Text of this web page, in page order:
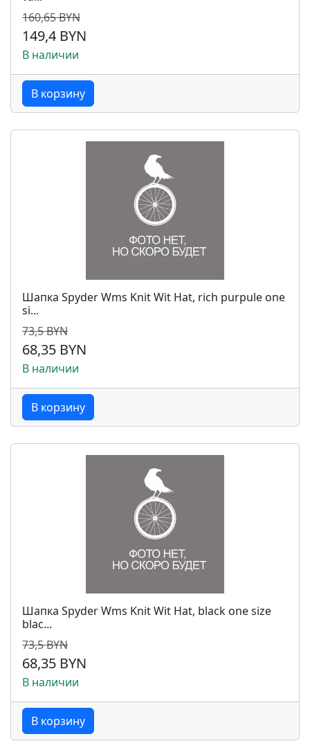
160,65 BYN
149,4 BYN
В наличии
В корзину
Шапка Spyder Wms Knit Wit Hat, rich purpule one
si...
73,5 BYN
68,35 BYN
В наличии
В корзину
Шапка Spyder Wms Knit Wit Hat, black one size
blac...
73,5 BYN
68,35 BYN
В наличии
В корзину